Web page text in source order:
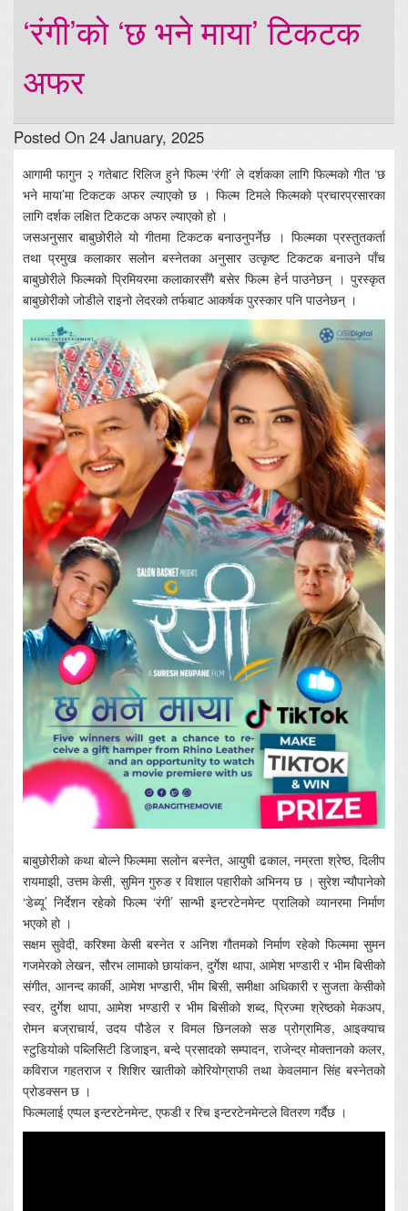
‘रंगी’को ‘छ भने माया’ टिकटक
अफर
Posted On 24 January, 2025
आगामी फागुन २ गतेबाट रिलिज हुने फिल्म ‘रंगी’ ले दर्शकका लागि फिल्मको गीत ‘छ
भने माया’मा टिकटक अफर ल्याएको छ । फिल्म टिमले फिल्मको प्रचारप्रसारका
लागि दर्शक लक्षित टिकटक अफर ल्याएको हो ।
जसअनुसार बाबुछोरीले यो गीतमा टिकटक बनाउनुपर्नेछ । फिल्मका प्रस्तुतकर्ता
तथा प्रमुख कलाकार सलोन बस्नेतका अनुसार उत्कृष्ट टिकटक बनाउने पाँच
बाबुछोरीले फिल्मको प्रिमियरमा कलाकारसँगै बसेर फिल्म हेर्न पाउनेछन् । पुरस्कृत
बाबुछोरीको जोडीले राइनो लेदरको तर्फबाट आकर्षक पुरस्कार पनि पाउनेछन् ।
बाबुछोरीको कथा बोल्ने फिल्ममा सलोन बस्नेत, आयुषी ढकाल, नम्रता श्रेष्ठ, दिलीप
रायमाझी, उत्तम केसी, सुमिन गुरुङ र विशाल पहारीको अभिनय छ । सुरेश न्यौपानेको
‘डेब्यू’ निर्देशन रहेको फिल्म ‘रंगी’ सान्भी इन्टरटेनमेन्ट प्रालिको व्यानरमा निर्माण
भएको हो ।
सक्षम सुवेदी, करिश्मा केसी बस्नेत र अनिश गौतमको निर्माण रहेको फिल्ममा सुमन
गजमेरको लेखन, सौरभ लामाको छायांकन, दुर्गेश थापा, आमेश भण्डारी र भीम बिसीको
संगीत, आनन्द कार्की, आमेश भण्डारी, भीम बिसी, समीक्षा अधिकारी र सुजता केसीको
स्वर, दुर्गेश थापा, आमेश भण्डारी र भीम बिसीको शब्द, प्रिज्मा श्रेष्ठको मेकअप,
रोमन बज्राचार्य, उदय पौडेल र विमल छिनलको सङ प्रोग्रामिङ, आइक्याच
स्टुडियोको पब्लिसिटी डिजाइन, बन्दे प्रसादको सम्पादन, राजेन्द्र मोक्तानको कलर,
कविराज गहतराज र शिशिर खातीको कोरियोग्राफी तथा केवलमान सिंह बस्नेतको
प्रोडक्सन छ ।
फिल्मलाई एप्पल इन्टरटेनमेन्ट, एफडी र रिच इन्टरटेनमेन्टले वितरण गर्दैछ ।